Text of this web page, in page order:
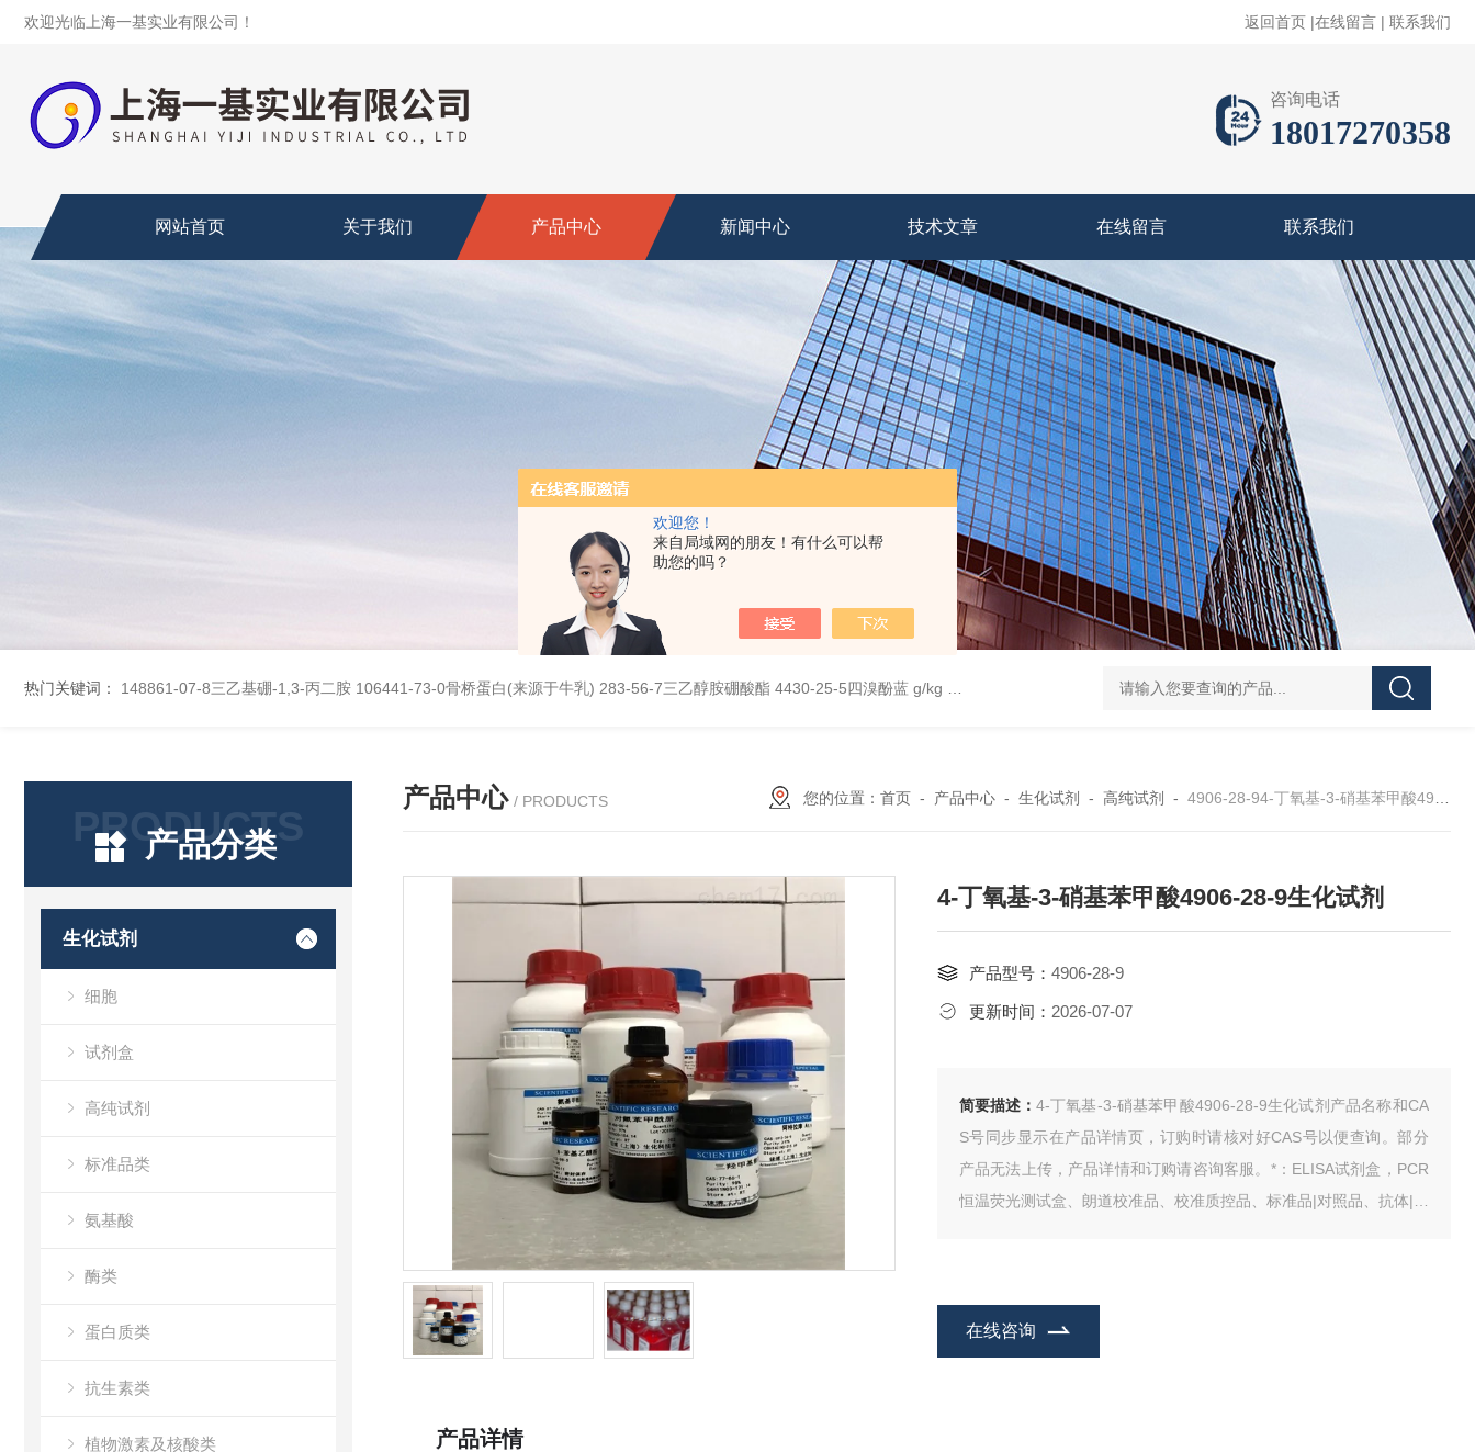
欢迎您！
来自局域网的朋友！有什么可以帮
助您的吗？
欢迎光临上海一基实业有限公司！ 返回首页 |在线留言 | 联系我们
咨询电话
18017270358
网站首页 关于我们 产品中心 新闻中心 技术文章 在线留言 联系我们
热门关键词： 148861-07-8三乙基硼-1,3-丙二胺 106441-73-0骨桥蛋白(来源于牛乳) 283-56-7三乙醇胺硼酸酯 4430-25-5四溴酚蓝 g/kg 81-08-32-磺基苯甲酸酐 4441-12-7三(4-吗啉基)氧化膦
PRODUCTS
产品分类
生化试剂
细胞
试剂盒
高纯试剂
标准品类
氨基酸
酶类
蛋白质类
抗生素类
植物激素及核酸类
产品中心 / PRODUCTS 您的位置： 首页- 产品中心- 生化试剂 - 高纯试剂 - 4906-28-94-丁氧基-3-硝基苯甲酸4906-28-9生化试剂
4-丁氧基-3-硝基苯甲酸4906-28-9生化试剂
产品型号： 4906-28-9
更新时间： 2026-07-07
简要描述： 4-丁氧基-3-硝基苯甲酸4906-28-9生化试剂产品名称和CA
S号同步显示在产品详情页，订购时请核对好CAS号以便查询。部分
产品无法上传，产品详情和订购请咨询客服。*：ELISA试剂盒，PCR
恒温荧光测试盒、朗道校准品、校准质控品、标准品|对照品、抗体|抗
在线咨询
产品详情